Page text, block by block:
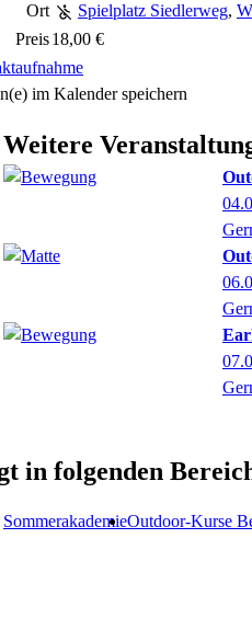
Ort
Spielplatz Siedlerweg,
Preis18,00 €
im Kalender speichern
Weitere
in folgenden
SommerakademieOutdoor-Kurse